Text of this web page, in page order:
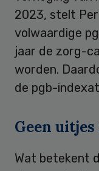
2023, stelt Per
volwaardige
jaar de zorg-
worden.
de pgb-
Geen
Wat betekent